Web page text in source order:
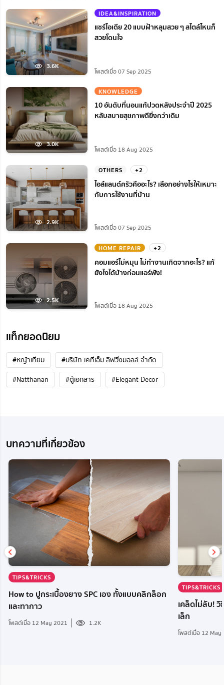
3.6K
IDEA&INSPIRATION
แชร์ไอเดีย 20 แบบฝ้าหลุมสวย ๆ สไตล์ไหนก็
สวยโดนใจ
โพสต์เมื่อ 07 Sep 2025
3.0K
KNOWLEDGE
10 อันดับที่นอนแก้ปวดหลังประจำปี 2025
หลับสบายสุขภาพดียิ่งกว่าเดิม
โพสต์เมื่อ 18 Aug 2025
2.9K
OTHERS +2
ไอส์แลนด์ครัวคืออะไร? เลือกอย่างไรให้เหมาะ
กับการใช้งานที่บ้าน
โพสต์เมื่อ 07 Sep 2025
2.5K
HOME REPAIR +2
คอมแอร์ไม่หมุน ไม่ทํางานเกิดจากอะไร? แก้
ยังไงได้บ้างก่อนแอร์พัง!
โพสต์เมื่อ 18 Aug 2025
แท็กยอดนิยม
#หญ้าเทียม
#บริษัท เคทีเอ็ม ลิฟวิ่งมอลล์ จำกัด
#Natthanan
#ตู้เอกสาร #Elegant Decor
บทความที่เกี่ยวข้อง
TIPS&TRICKS
How to ปูกระเบื้องยาง SPC เอง ทั้งแบบคลิกล็อก
และทากาว
โพสต์เมื่อ 12 May 2021 1.2K
TIPS&TRICKS
เคล็ดไม่ลับ!
เล็ก
โพสต์เมื่อ 12 May